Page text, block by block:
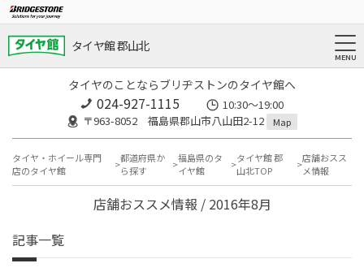
タイヤ館 郡山北
タイヤのことならブリヂストンのタイヤ館へ
024-927-1115
10:30〜19:00
〒963-8052 福島県郡山市八山田2-12
Map
タイヤ・ホイール専門
店のタイヤ館
都道府県か
ら探す
福島県のタ
イヤ館
タイヤ館 郡
山北TOP
店舗おスス
メ情報
店舗おススメ情報 / 2016年8月
記事一覧